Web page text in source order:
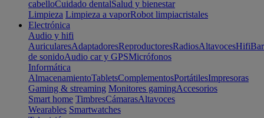
cabelloCuidado dentalSalud y bienestar
Limpieza Limpieza a vaporRobot limpiacristales
Electrónica
Audio y hifi
AuricularesAdaptadoresReproductoresRadiosAltavocesHifi
de sonidoAudio car y GPSMicrófonos
Informática
AlmacenamientoTabletsComplementosPortátilesImpresoras
Gaming & streaming Monitores gamingAccesorios
Smart home TimbresCámarasAltavoces
Wearables Smartwatches